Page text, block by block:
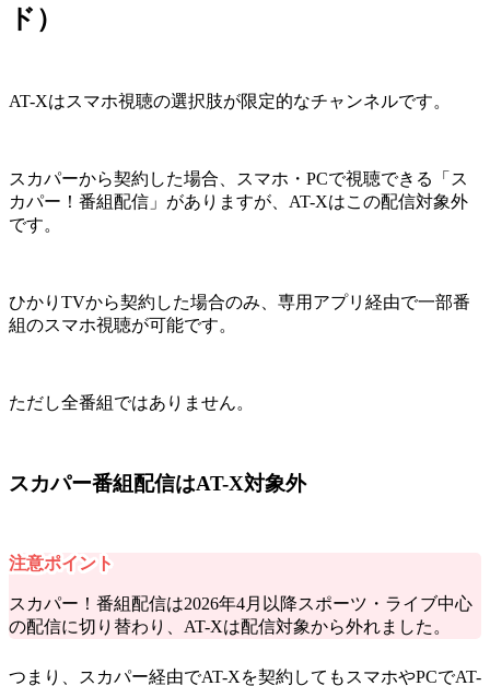
ド）
AT-Xはスマホ視聴の選択肢が限定的なチャンネルです。
スカパーから契約した場合、スマホ・PCで視聴できる「ス
カパー！番組配信」がありますが、AT-Xはこの配信対象外
です。
ひかりTVから契約した場合のみ、専用アプリ経由で一部番
組のスマホ視聴が可能です。
ただし全番組ではありません。
スカパー番組配信はAT-X対象外
注意ポイント
スカパー！番組配信は2026年4月以降スポーツ・ライブ中心
の配信に切り替わり、 AT-Xは配信対象から外れました。
つまり、スカパー経由でAT-Xを契約してもスマホやPCでAT-